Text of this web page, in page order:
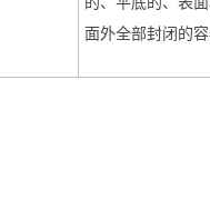
面外全部封闭的